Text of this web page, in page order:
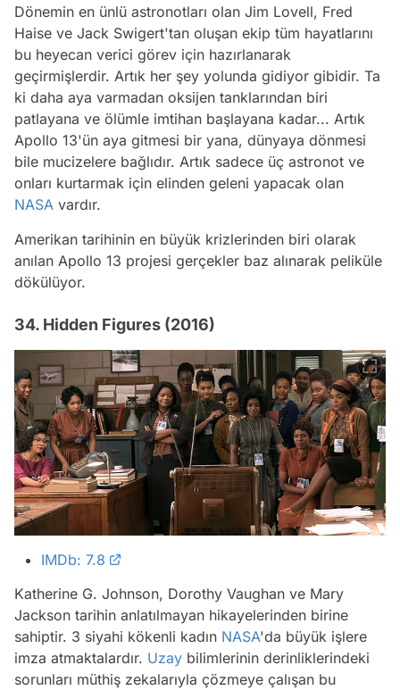
Dönemin en ünlü astronotları olan Jim Lovell, Fred
Haise ve Jack Swigert'tan oluşan ekip tüm hayatlarını
bu heyecan verici görev için hazırlanarak
geçirmişlerdir. Artık her şey yolunda gidiyor gibidir. Ta
ki daha aya varmadan oksijen tanklarından biri
patlayana ve ölümle imtihan başlayana kadar... Artık
Apollo 13'ün aya gitmesi bir yana, dünyaya dönmesi
bile mucizelere bağlıdır. Artık sadece üç astronot ve
onları kurtarmak için elinden geleni yapacak olan
NASA vardır.
Amerikan tarihinin en büyük krizlerinden biri olarak
anılan Apollo 13 projesi gerçekler baz alınarak peliküle
dökülüyor.
34. Hidden Figures (2016)
IMDb: 7.8
Katherine G. Johnson, Dorothy Vaughan ve Mary
Jackson tarihin anlatılmayan hikayelerinden birine
sahiptir. 3 siyahi kökenli kadın NASA'da büyük işlere
imza atmaktalardır. Uzay bilimlerinin derinliklerindeki
sorunları müthiş zekalarıyla çözmeye çalışan bu